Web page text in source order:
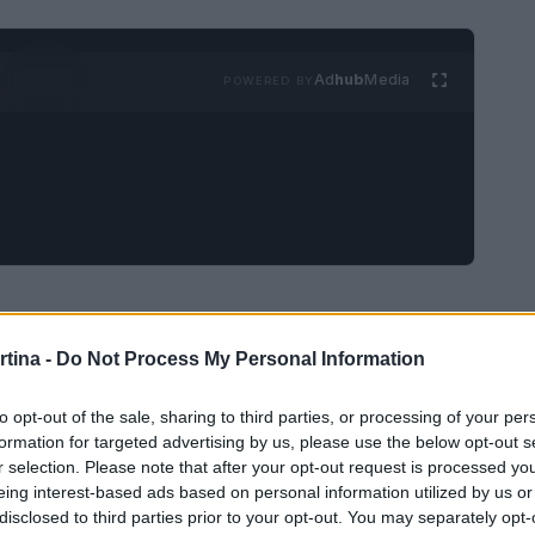
- Do Not Process My Personal Information
opt-out of the sale, sharing to third parties, or processing of your
for targeted advertising by us, please use the below opt-out
selection. Please note that after your opt-out request is processed
interest-based ads based on personal information utilized by us
to third parties prior to your opt-out. You may separately
AdhubMedia
rinomate delle Alpi, è stata teatro di
alla prova le abilità dei soccorritori. Un
di recuperare la sua tavola, è scivolato
Le condizioni meteorologiche erano
che scendevano fino a -17 gradi, neve e forti